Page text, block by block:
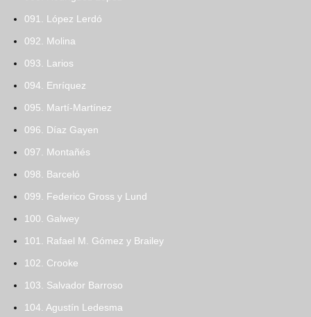
091. López Lerdó
092. Molina
093. Larios
094. Enríquez
095. Martí-Martínez
096. Díaz Gayen
097. Montañés
098. Barceló
099. Federico Gross y Lund
100. Galwey
101. Rafael M. Gómez y Brailey
102. Crooke
103. Salvador Barroso
104. Agustín Ledesma